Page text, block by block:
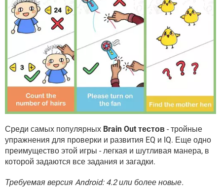
Среди самых популярных Brain Out тестов - тройные
упражнения для проверки и развития EQ и IQ. Еще одно
преимущество этой игры - легкая и шутливая манера, в
которой задаются все задания и загадки.
Требуемая версия Android: 4.2 или более новые.